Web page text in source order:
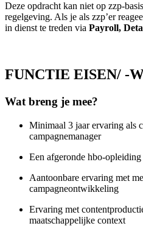
Deze opdracht kan niet op zzp-
regelgeving. Als je als zzp’er
in dienst te treden via Payroll,
FUNCTIE EISEN/ -
Wat breng je mee?
Minimaal 3 jaar ervaring als
campagnemanager
Een afgeronde hbo-
Aantoonbare ervaring met
campagneontwikkeling
Ervaring met
maatschappelijke context